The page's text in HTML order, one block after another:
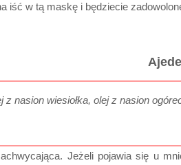
iść w tą maskę i będziecie
z nasion wiesiołka, olej z nasion
Jeżeli pojawia się u